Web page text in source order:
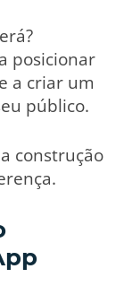
posicionar
a criar um
público.
construção